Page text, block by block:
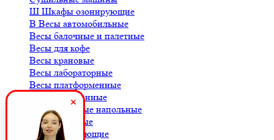
Ш Шкафы озонирующие
В Весы автомобильные
Весы балочные и палетные
Весы для кофе
Весы крановые
Весы лабораторные
Весы платформенные
Весы порционные
Весы товарные напольные
Весы торговые
ККомплектующие